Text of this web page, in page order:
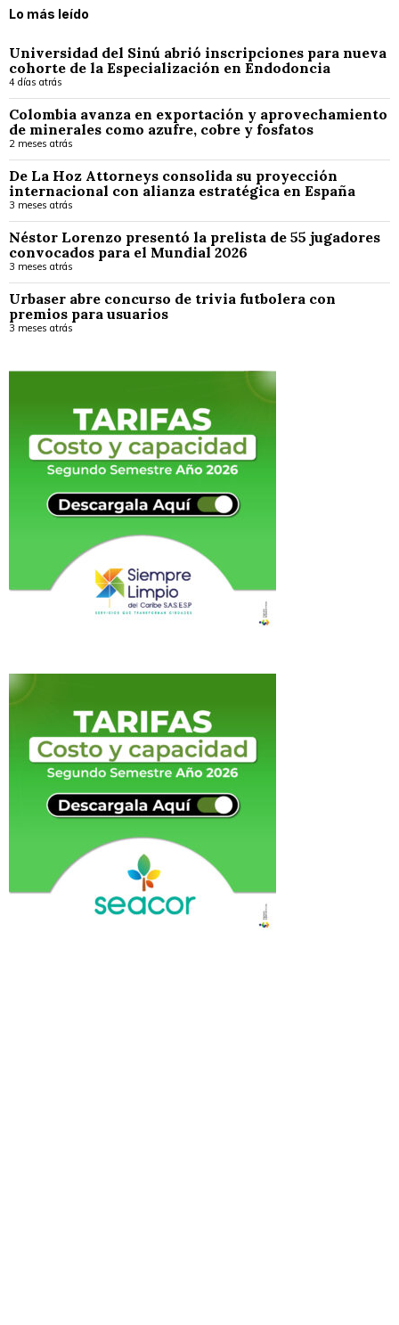
Lo más leído
Universidad del Sinú abrió inscripciones para nueva
cohorte de la Especialización en Endodoncia
4 días atrás
Colombia avanza en exportación y aprovechamiento
de minerales como azufre, cobre y fosfatos
2 meses atrás
De La Hoz Attorneys consolida su proyección
internacional con alianza estratégica en España
3 meses atrás
Néstor Lorenzo presentó la prelista de 55 jugadores
convocados para el Mundial 2026
3 meses atrás
Urbaser abre concurso de trivia futbolera con
premios para usuarios
3 meses atrás